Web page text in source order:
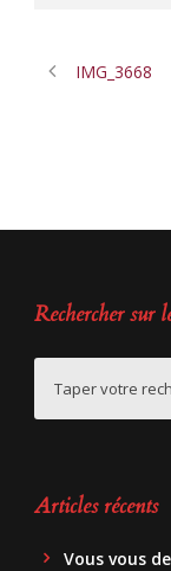
IMG_3668
Rechercher sur
Articles récents
Vous vous